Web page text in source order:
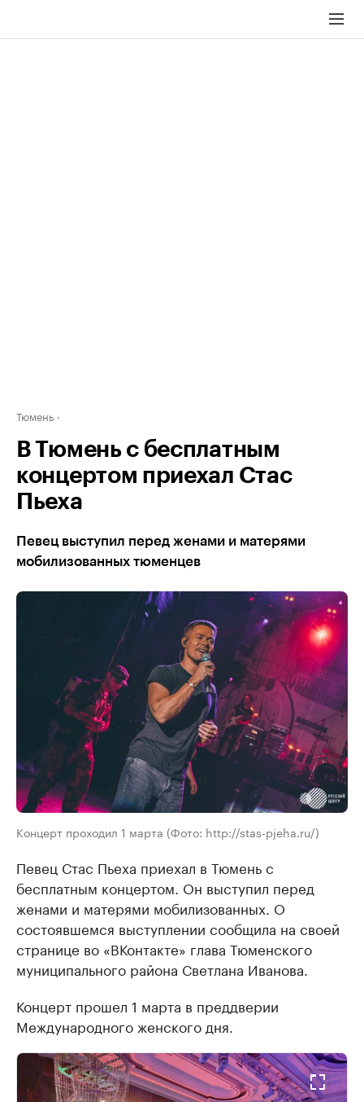
Тюмень
В Тюмень с бесплатным
концертом приехал Стас
Пьеха
Певец выступил перед женами и матерями
мобилизованных тюменцев
Концерт проходил 1 марта (Фото: http://stas-pjeha.ru/)
Певец Стас Пьеха приехал в Тюмень с
бесплатным концертом. Он выступил перед
женами и матерями мобилизованных. О
состоявшемся выступлении сообщила на своей
странице во «ВКонтакте» глава Тюменского
муниципального района Светлана Иванова.
Концерт прошел 1 марта в преддверии
Международного женского дня.